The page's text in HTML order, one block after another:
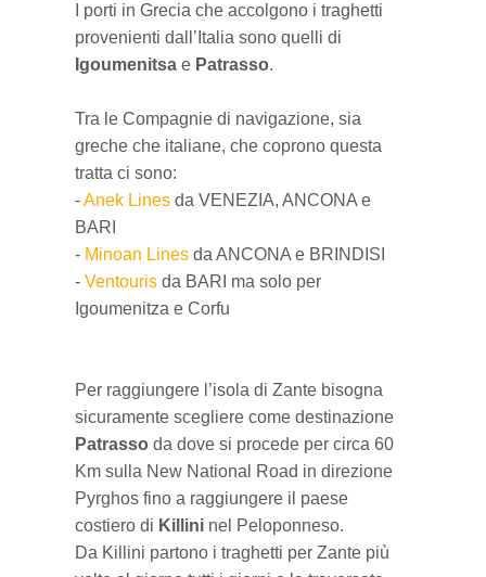
I porti in Grecia che accolgono i traghetti
provenienti dall’Italia sono quelli di
Igoumenitsa e Patrasso.
Tra le Compagnie di navigazione, sia
greche che italiane, che coprono questa
tratta ci sono:
-Anek Lines da VENEZIA, ANCONA e
BARI
- Minoan Lines da ANCONA e BRINDISI
- Ventouris da BARI ma solo per
Igoumenitza e Corfu
Per raggiungere l’isola di Zante bisogna
sicuramente scegliere come destinazione
Patrasso da dove si procede per circa 60
Km sulla New National Road in direzione
Pyrghos fino a raggiungere il paese
costiero di Killini nel Peloponneso.
Da Killini partono i traghetti per Zante più